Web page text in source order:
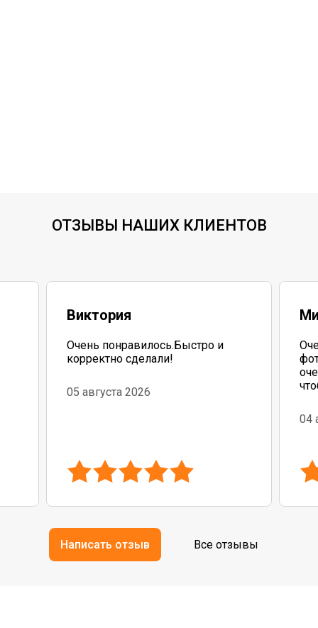
ОТЗЫВЫ НАШИХ КЛИЕНТОВ
Виктория
Очень понравилось.Быстро и
корректно сделали!
05 августа 2026
04
Написать отзыв Все отзывы